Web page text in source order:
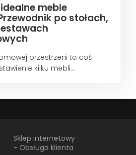
meble
po stołach,
przestrzeni to coś
kilku mebli...
Sklep internetowy
- Obsługa klienta